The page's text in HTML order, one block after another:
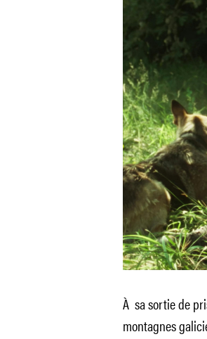
À sa sortie de
montagnes